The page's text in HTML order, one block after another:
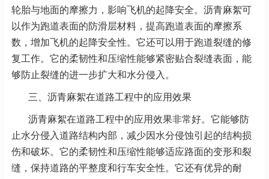
轮胎与地面的摩擦力，影响飞机的起降安全。沥青麻絮可
以作为跑道表面的防滑层材料，提高跑道表面的摩擦系
数，增加飞机的起降安全性。它还可以用于跑道裂缝的修
复工作。它的柔韧性和压缩性能够紧密贴合裂缝表面，能
够防止裂缝的进一步扩大和水分侵入。
三、沥青麻絮在道路工程中的应用效果
沥青麻絮在道路工程中的应用效果非常好。它能够防
止水分侵入道路结构内部，减少因水分侵蚀引起的结构损
伤和破坏。它的柔韧性和压缩性能够适应路面的变形和裂
缝，保持道路的平整度和行车安全性。它还有优异的耐